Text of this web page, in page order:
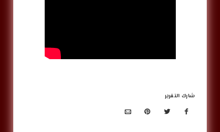
شارك التقرير